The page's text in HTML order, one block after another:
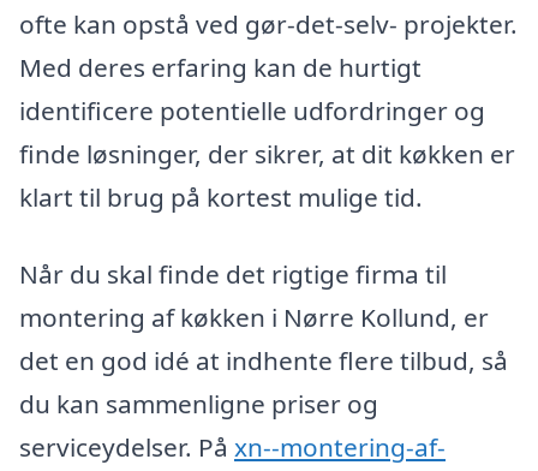
ofte kan opstå ved gør-det-selv- projekter.
Med deres erfaring kan de hurtigt
identificere potentielle udfordringer og
finde løsninger, der sikrer, at dit køkken er
klart til brug på kortest mulige tid.
Når du skal finde det rigtige firma til
montering af køkken i Nørre Kollund, er
det en god idé at indhente flere tilbud, så
du kan sammenligne priser og
serviceydelser. På xn--montering-af-